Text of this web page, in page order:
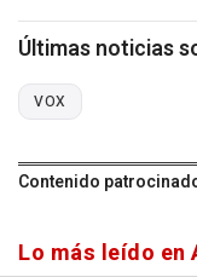
Últimas noticias
VOX
Contenido
Lo más leído en